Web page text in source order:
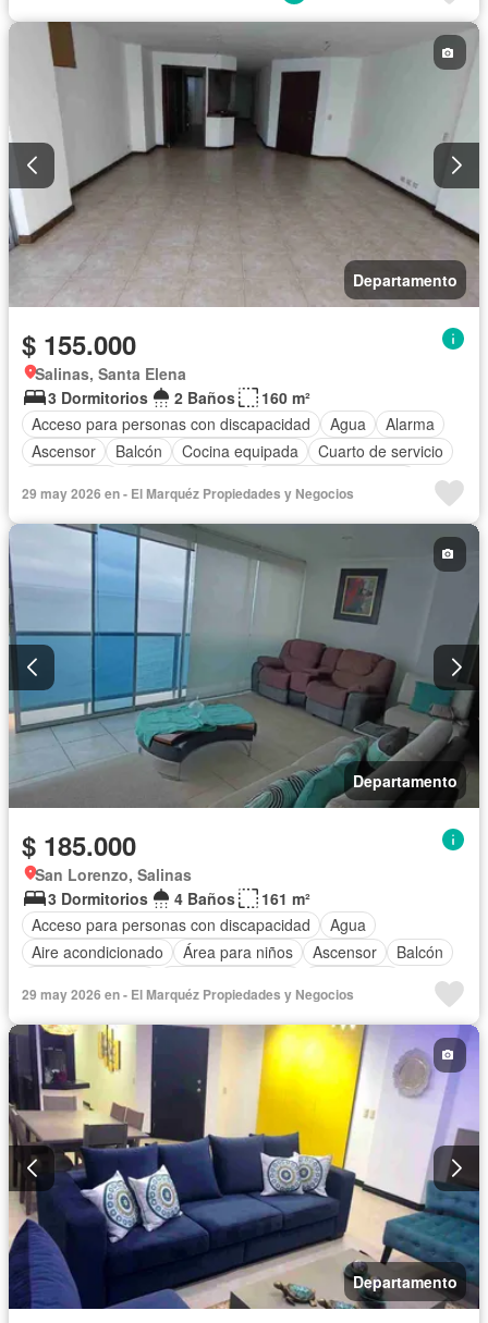
Departamento
$ 155.000
Salinas, Santa Elena
3 Dormitorios
2 Baños
160 m²
Acceso para personas con discapacidad
Agua
Alarma
Ascensor
Balcón Cocina equipada
Cuarto de servicio
Jacuzzi
Patio Piscina Conserje Seguridad
Terraza
Vista panorámica
Sin amoblar
29 may 2026 en - El Marquéz Propiedades y Negocios
Departamento
$ 185.000
San Lorenzo, Salinas
3 Dormitorios
4 Baños
161 m²
Acceso para personas con discapacidad
Agua
Aire acondicionado
Área para niños Ascensor
Balcón
Estacionamiento
Garita de guardianía Jacuzzi
Piscina
Conserje Seguridad
Terraza
Vista panorámica
Completamente amoblado
29 may 2026 en - El Marquéz Propiedades y Negocios
Departamento